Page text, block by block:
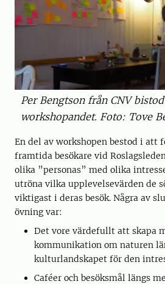
Per Bengtson från CNV
workshopandet. Foto: Tove
En del av workshopen bestod i att
framtida besökare vid
olika ”personas” med olika
utröna vilka upplevelsevärden de
viktigast i deras besök. Några av
övning var:
Det vore värdefullt att skapa
kommunikation om naturen
kulturlandskapet för den
Caféer och besöksmål längs